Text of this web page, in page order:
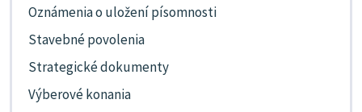
Oznámenia o uložení písomnosti
Stavebné povolenia
Strategické dokumenty
Výberové konania